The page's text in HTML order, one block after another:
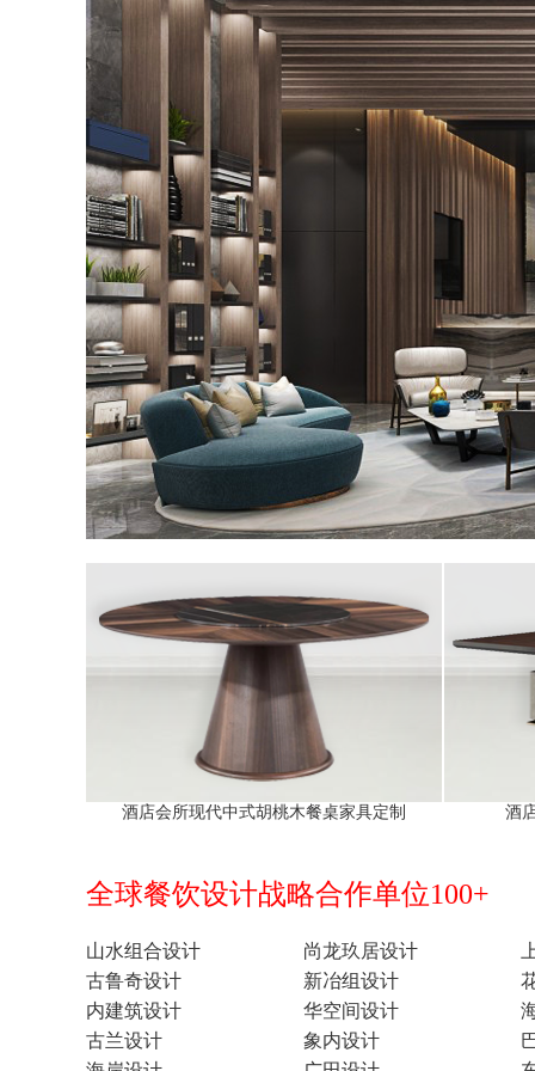
酒店会所现代中式胡桃木餐桌家具定制 酒
全球餐饮设计战略合作单位100+
山水组合设计 尚龙玖居设计
古鲁奇设计
新冶组设计
内建筑设计
华空间设计
古兰设计
象内设计